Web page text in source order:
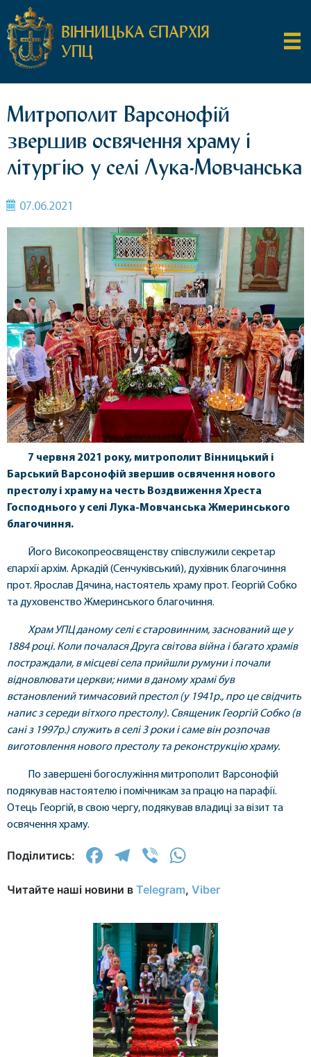
ВІННИЦЬКА ЄПАРХІЯ
УПЦ
Митрополит Варсонофій
звершив освячення храму і
літургію у селі Лука-Мовчанська
07.06.2021
7 червня 2021 року, митрополит Вінницький і
Барський Варсонофій звершив освячення нового
престолу і храму на честь Воздвиження Хреста
Господнього у селі Лука-Мовчанська Жмеринського
благочиння.
Його Високопреосвященству співслужили секретар
єпархії архім. Аркадій (Сенчуківський), духівник благочиння
прот. Ярослав Дячина, настоятель храму прот. Георгій Собко
та духовенство Жмеринського благочиння.
Храм УПЦ даному селі є старовинним, заснований ще у
1884 році. Коли почалася Друга світова війна і багато храмів
постраждали, в місцеві села прийшли румуни і почали
відновлювати церкви; ними в даному храмі був
встановлений тимчасовий престол (у 1941р., про це свідчить
напис з середи вітхого престолу). Священик Георгій Собко (в
сані з 1997р.) служить в селі 3 роки і саме він розпочав
виготовлення нового престолу та реконструкцію храму.
По завершені богослужіння митрополит Варсонофій
подякував настоятелю і помічникам за працю на парафії.
Отець Георгій, в свою чергу, подякував владиці за візит та
освячення храму.
Поділитись: Facebook
Telegram
Viber
Читайте наші новини в Telegram, Viber